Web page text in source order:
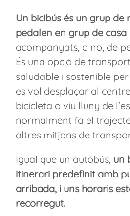
Un bicibús és un grup de
pedalen en grup de casa
acompanyats, o no, de
És una opció de
saludable i sostenible
es vol desplaçar al
bicicleta o viu lluny de
normalment fa el
altres mitjans de
Igual que un autobús, un
itinerari predefinit amb
arribada, i uns horaris
recorregut.